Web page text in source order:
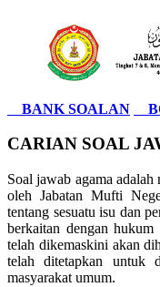
BANK SOALAN
CARIAN SOAL
Soal jawab agama
oleh Jabatan Mufti
tentang sesuatu isu dan
berkaitan dengan
telah dikemaskini akan
telah ditetapkan untuk
masyarakat umum.